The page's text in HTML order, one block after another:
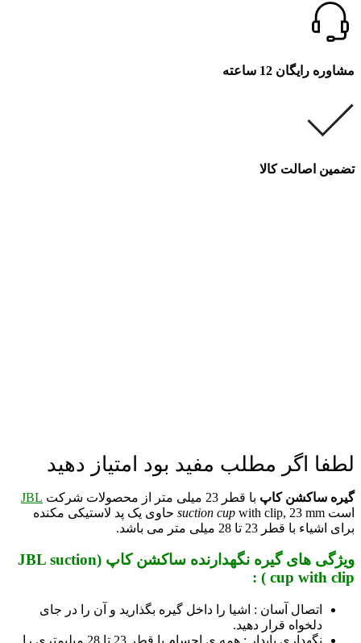
مشاوره رایگان 12 ساعته
تضمین اصالت کالا
لطفا اگر مطلب مفید بود امتیاز دهید
گیره ساکشن کاپ با قطر 23 میلی متر از محصولات شرکت
JBL
است
suction cup with clip, 23 mm حاوی یک پد لاستیکی مکنده
برای اشیاء با قطر 23 تا 28 میلی متر می باشد.
ویژگی های گیره نگهدارنده ساکشن کاپ (JBL suction
cup with clip ) :
اتصال آسان : اشیا را داخل گیره بگذارید و آن را در جای
دلخواه قرار دهید.
نگهداری پایدار : همه ی اجسام با قطر 23 تا 28 میلیمتری را